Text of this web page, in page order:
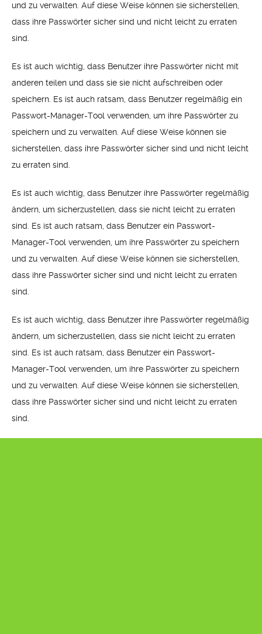
und zu verwalten. Auf diese Weise können sie sicherstellen,
dass ihre Passwörter sicher sind und nicht leicht zu erraten
sind.
Es ist auch wichtig, dass Benutzer ihre Passwörter nicht mit
anderen teilen und dass sie sie nicht aufschreiben oder
speichern. Es ist auch ratsam, dass Benutzer regelmäßig ein
Passwort-Manager-Tool verwenden, um ihre Passwörter zu
speichern und zu verwalten. Auf diese Weise können sie
sicherstellen, dass ihre Passwörter sicher sind und nicht leicht
zu erraten sind.
Es ist auch wichtig, dass Benutzer ihre Passwörter regelmäßig
ändern, um sicherzustellen, dass sie nicht leicht zu erraten
sind. Es ist auch ratsam, dass Benutzer ein Passwort-
Manager-Tool verwenden, um ihre Passwörter zu speichern
und zu verwalten. Auf diese Weise können sie sicherstellen,
dass ihre Passwörter sicher sind und nicht leicht zu erraten
sind.
Es ist auch wichtig, dass Benutzer ihre Passwörter regelmäßig
ändern, um sicherzustellen, dass sie nicht leicht zu erraten
sind. Es ist auch ratsam, dass Benutzer ein Passwort-
Manager-Tool verwenden, um ihre Passwörter zu speichern
und zu verwalten. Auf diese Weise können sie sicherstellen,
dass ihre Passwörter sicher sind und nicht leicht zu erraten
sind.